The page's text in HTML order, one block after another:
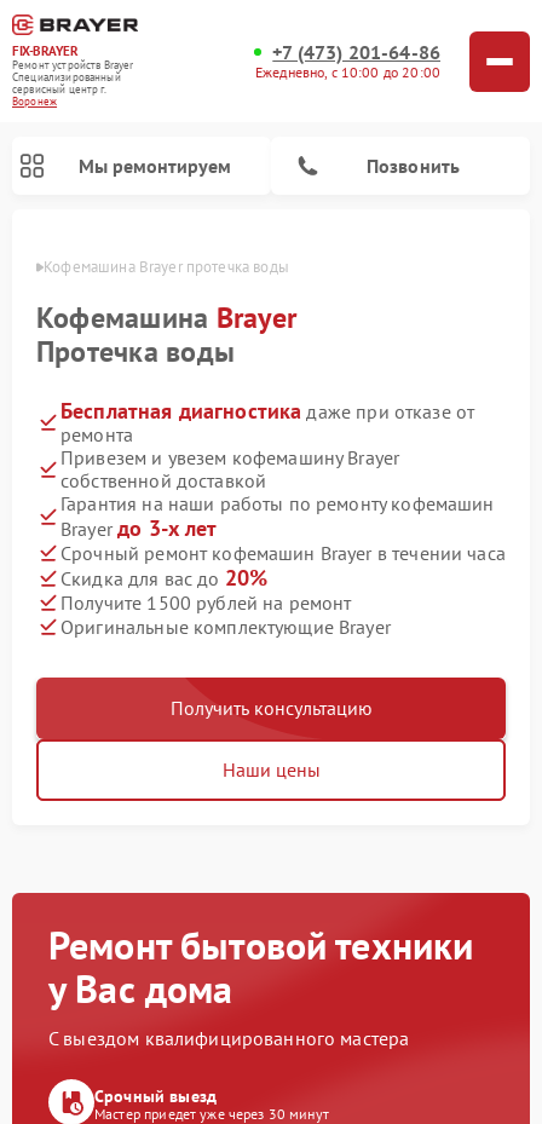
FIX-BRAYER
Ремонт устройств Brayer
Специализированный
cервисный центр г.
Воронеж
+7 (473) 201-64-86
Ежедневно, с 10:00 до 20:00
Мы ремонтируем Позвонить
Кофемашина Brayer протечка воды
Кофемашина Brayer
Протечка воды
Бесплатная диагностика даже при отказе от
ремонта
Привезем и увезем кофемашину Brayer
собственной доставкой
Гарантия на наши работы по ремонту кофемашин
Brayerдо 3-х лет
Срочный ремонт кофемашин Brayer в течении часа
Скидка для вас до 20%
Получите 1500 рублей на ремонт
Оригинальные комплектующие Brayer
Получить консультацию
Наши цены
Ремонт бытовой техники
у Вас дома
С выездом квалифицированного мастера
Срочный выезд
Мастер приедет уже через 30 минут